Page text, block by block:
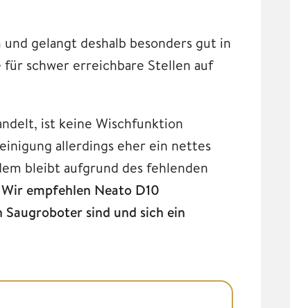
gelangt deshalb besonders gut in
schwer erreichbare Stellen auf
ist keine Wischfunktion
allerdings eher ein nettes
bleibt aufgrund des fehlenden
Wir empfehlen Neato D10
sind und sich ein